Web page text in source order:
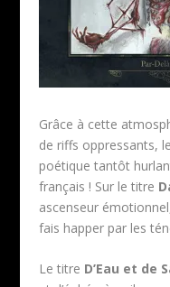
Grâce à cette
de riffs oppressants,
poétique tantôt
français ! Sur le titre
ascenseur
fais happer par les
Le titre D’Eau et de